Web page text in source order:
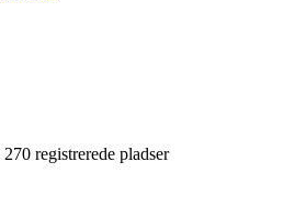
270 registrerede pladser